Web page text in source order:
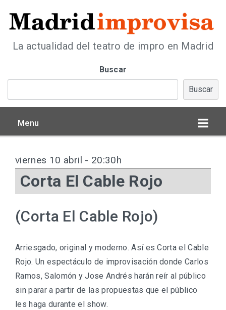
La actualidad del teatro de impro en Madrid
Buscar
Buscar
Menu
viernes 10 abril - 20:30h
Corta El Cable Rojo
(Corta El Cable Rojo)
Arriesgado, original y moderno. Así es Corta el Cable
Rojo. Un espectáculo de improvisación donde Carlos
Ramos, Salomón y Jose Andrés harán reír al público
sin parar a partir de las propuestas que el público
les haga durante el show.